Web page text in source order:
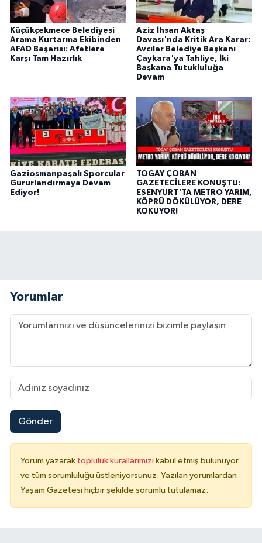
Küçükçekmece Belediyesi
Arama Kurtarma Ekibinden
AFAD Başarısı: Afetlere
Karşı Tam Hazırlık
Aziz İhsan Aktaş
Davası'nda Kritik Ara Karar:
Avcılar Belediye Başkanı
Çaykara'ya Tahliye, İki
Başkana Tutukluluğa
Devam
Gaziosmanpaşalı Sporcular
Gururlandırmaya Devam
Ediyor!
TOGAY ÇOBAN
GAZETECİLERE KONUŞTU:
ESENYURT'TA METRO YARIM,
KÖPRÜ DÖKÜLÜYOR, DERE
KOKUYOR!
Yorumlar
Gönder
Yorum yazarak topluluk kurallarımızı kabul etmiş bulunuyor
ve tüm sorumluluğu üstleniyorsunuz. Yazılan yorumlardan
Yaşam Gazetesi hiçbir şekilde sorumlu tutulamaz.